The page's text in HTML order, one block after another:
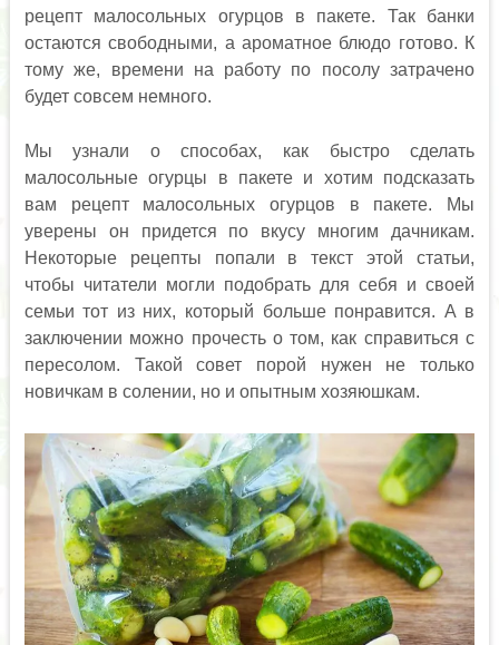
рецепт малосольных огурцов в пакете. Так банки
остаются свободными, а ароматное блюдо готово. К
тому же, времени на работу по посолу затрачено
будет совсем немного.
Мы узнали о способах, как быстро сделать
малосольные огурцы в пакете и хотим подсказать
вам рецепт малосольных огурцов в пакете. Мы
уверены он придется по вкусу многим дачникам.
Некоторые рецепты попали в текст этой статьи,
чтобы читатели могли подобрать для себя и своей
семьи тот из них, который больше понравится. А в
заключении можно прочесть о том, как справиться с
пересолом. Такой совет порой нужен не только
новичкам в солении, но и опытным хозяюшкам.